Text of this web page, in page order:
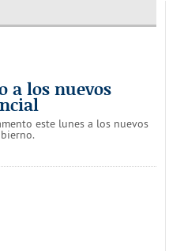
a los nuevos
este lunes a los nuevos